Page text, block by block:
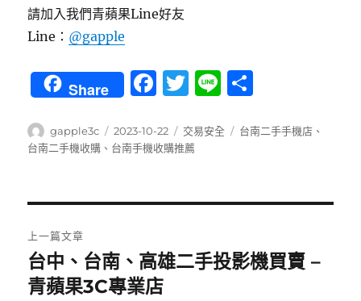
請加入我們青蘋果Line好友
Line： @gapple
Share
F
c
e
o
k
T
it
te
Li
e
作
者
gapple3c
發
佈
2023-10-22
分
類
交易安全
標
台南二手手機店 、
台南二手機收購 、 台南手機收購推薦
章
導
上一篇文章
上
一
台中、台南、高雄二手投影機買賣 –
青蘋果3C專業店